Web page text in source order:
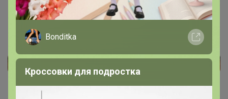
Bonditka
Кроссовки для подростка